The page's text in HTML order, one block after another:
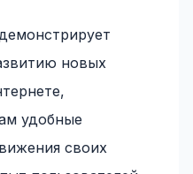
новых
удобные
своих